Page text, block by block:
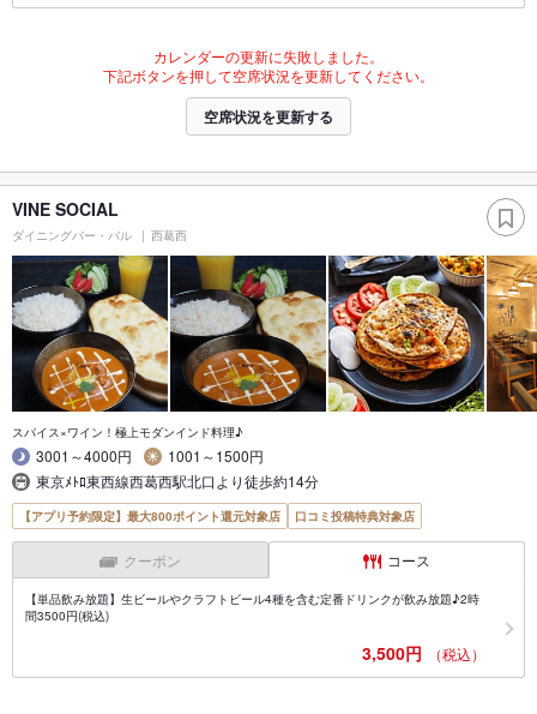
カレンダーの更新に失敗しました。
下記ボタンを押して空席状況を更新してください。
空席状況を更新する
VINE SOCIAL
ダイニングバー・バル 西葛西
スパイス×ワイン！極上モダンインド料理♪
3001～4000円
1001～1500円
東京ﾒﾄﾛ東西線西葛西駅北口より徒歩約14分
【アプリ予約限定】最大800ポイント還元対象店 口コミ投稿特典対象店
クーポン コース
【単品飲み放題】生ビールやクラフトビール4種を含む定番ドリンクが飲み放題♪2時
間3500円(税込)
3,500円 （税込）